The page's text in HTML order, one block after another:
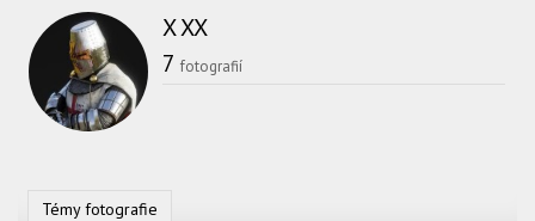
X XX
7 fotografií
Témy fotografie